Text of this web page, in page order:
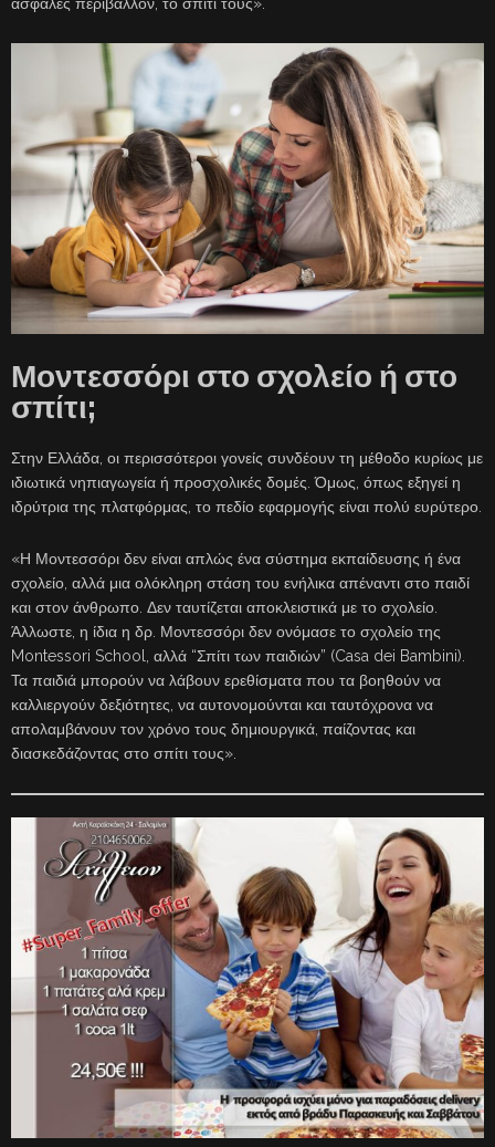
Μοντεσσόρι στο σχολείο ή στο
σπίτι;
Στην Ελλάδα, οι περισσότεροι γονείς συνδέουν τη μέθοδο κυρίως με
ιδιωτικά νηπιαγωγεία ή προσχολικές δομές. Όμως, όπως εξηγεί η
ιδρύτρια της πλατφόρμας, το πεδίο εφαρμογής είναι πολύ ευρύτερο.
«Η Μοντεσσόρι δεν είναι απλώς ένα σύστημα εκπαίδευσης ή ένα
σχολείο, αλλά μια ολόκληρη στάση του ενήλικα απέναντι στο παιδί
και στον άνθρωπο. Δεν ταυτίζεται αποκλειστικά με το σχολείο.
Άλλωστε, η ίδια η δρ. Μοντεσσόρι δεν ονόμασε το σχολείο της
Montessori School, αλλά “Σπίτι των παιδιών” (Casa dei Bambini).
Τα παιδιά μπορούν να λάβουν ερεθίσματα που τα βοηθούν να
καλλιεργούν δεξιότητες, να αυτονομούνται και ταυτόχρονα να
απολαμβάνουν τον χρόνο τους δημιουργικά, παίζοντας και
διασκεδάζοντας στο σπίτι τους».